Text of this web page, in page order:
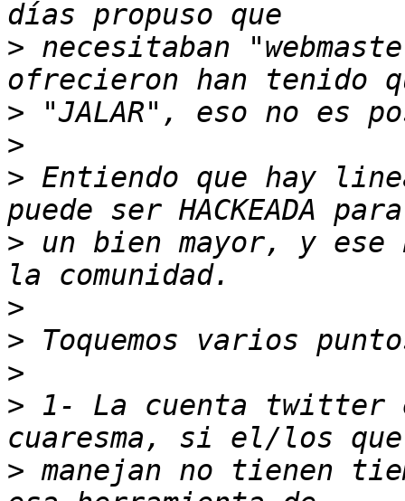
> necesitaban
>
>
> Entiendo que hay
> un bien mayor, y
>
>
>
> 1- La cuenta twitter
> manejan no tienen